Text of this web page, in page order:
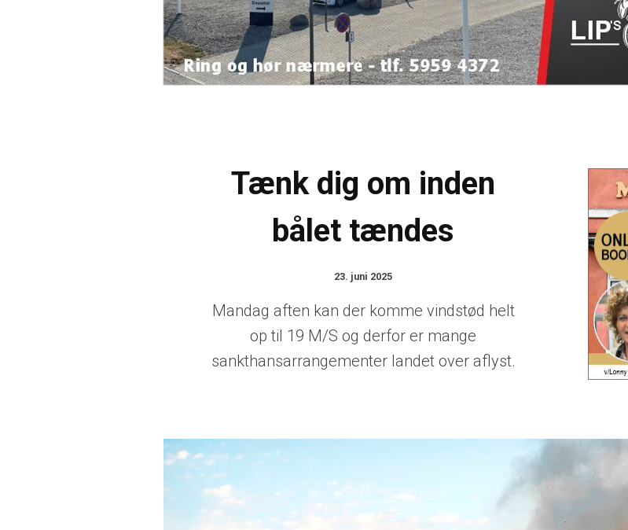
Tænk dig om inden
bålet tændes
23. juni 2025
Mandag aften kan der komme vindstød helt
op til 19 M/S og derfor er mange
sankthansarrangementer landet over aflyst.